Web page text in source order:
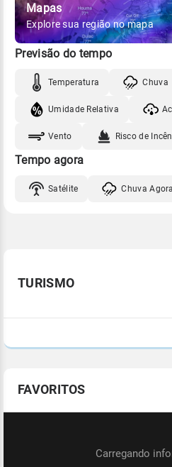
Mapas
Explore sua região no mapa
Previsão do tempo
Temperatura Chuva
Umidade Relativa
Vento Risco de
Tempo agora
Satélite Chuva Agora
TURISMO
FAVORITOS